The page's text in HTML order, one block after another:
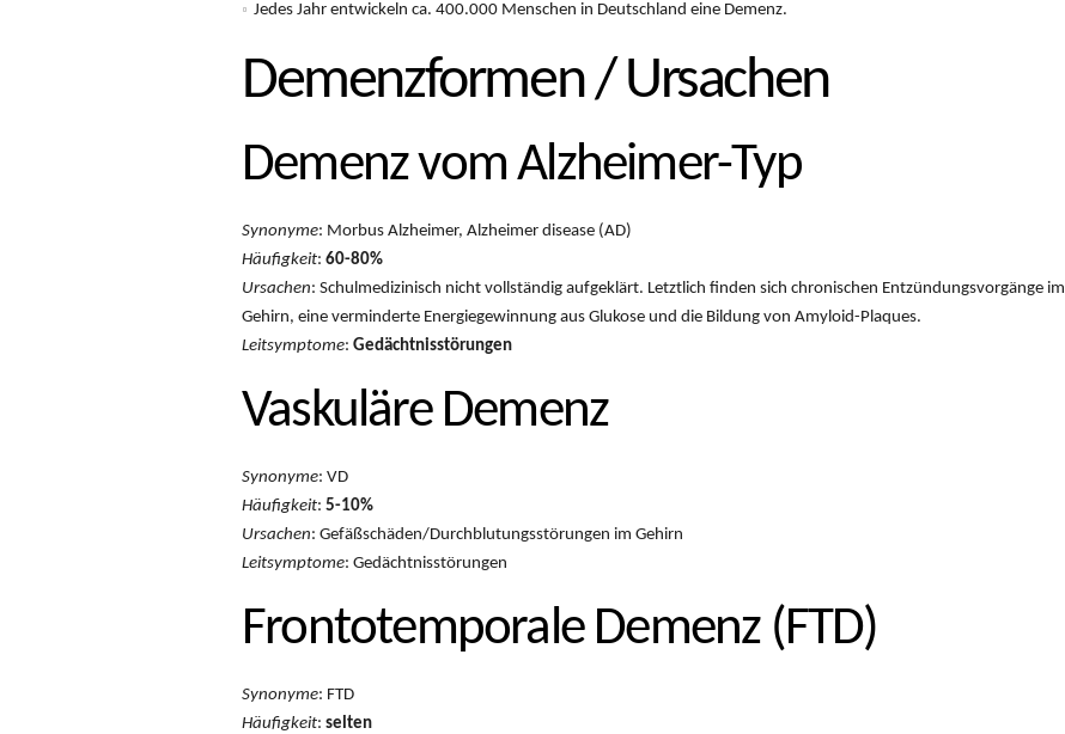
Jedes Jahr entwickeln ca. 400.000 Menschen in Deutschland eine Demenz.
Demenzformen / Ursachen
Demenz vom Alzheimer-Typ
Synonyme: Morbus Alzheimer, Alzheimer disease (AD)
Häufigkeit: 60-80%
Ursachen: Schulmedizinisch nicht vollständig aufgeklärt. Letztlich finden sich chronischen Entzündungsvorgänge im
Gehirn, eine verminderte Energiegewinnung aus Glukose und die Bildung von Amyloid-Plaques.
Leitsymptome: Gedächtnisstörungen
Vaskuläre Demenz
Synonyme: VD
Häufigkeit: 5-10%
Ursachen: Gefäßschäden/Durchblutungsstörungen im Gehirn
Leitsymptome: Gedächtnisstörungen
Frontotemporale Demenz (FTD)
Synonyme: FTD
Häufigkeit: selten